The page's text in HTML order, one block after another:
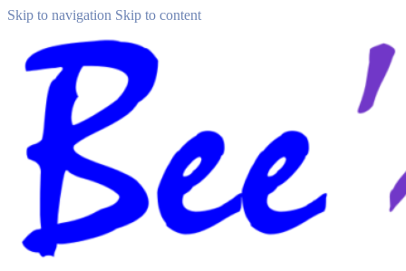
Skip to navigation Skip to content